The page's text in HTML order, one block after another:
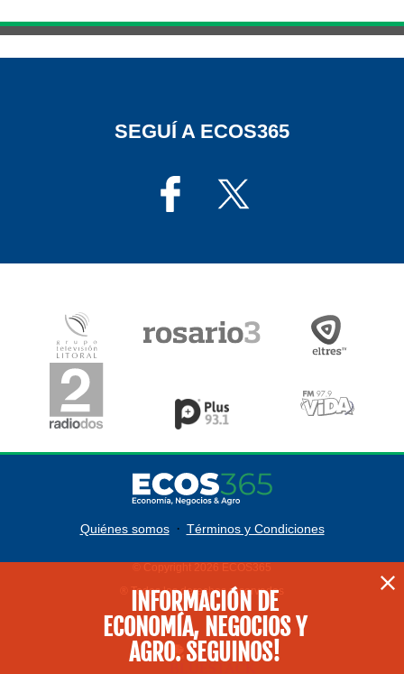
SEGUÍ A ECOS365
Quiénes somos · Términos y Condiciones
© Copyright 2026 ECOS365
® Todos los derechos reservados
INFORMACIÓN DE
ECONOMÍA, NEGOCIOS Y
AGRO. SEGUINOS!